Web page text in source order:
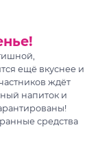
ещё вкуснее и
ждёт
напиток и
средства